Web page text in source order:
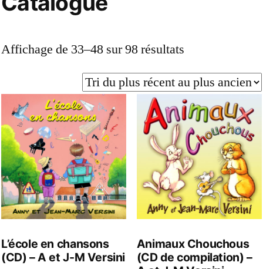
Affichage de 33–48 sur 98 résultats
L’école en chansons
(CD) – A et J-M Versini
Animaux Chouchous
(CD de compilation) –